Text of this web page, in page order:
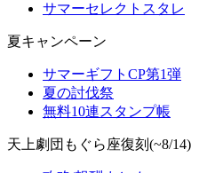
サマーセレクトスタレ
夏キャンペーン
サマーギフトCP第1弾
夏の討伐祭
無料10連スタンプ帳
天上劇団もぐら座復刻(~8/14)